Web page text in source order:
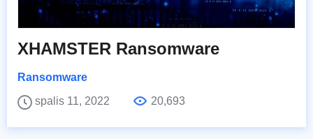
XHAMSTER Ransomware
Ransomware
spalis 11, 2022
20,693